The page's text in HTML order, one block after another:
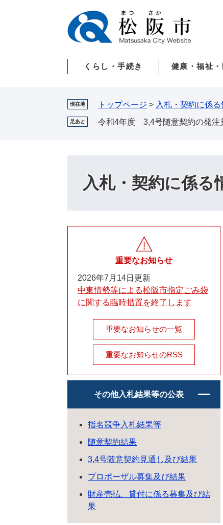
くらし・手続き 健康・福祉・
現在地 トップページ > 入札・契約に係る
足あと 令和4年度 3,4号随意契約の発注
入札・契約に係る
重要なお知らせ
2026年7月14日更新
中東情勢等による松阪市指定ごみ袋
に関する臨時措置を終了します
重要なお知らせの一覧
重要なお知らせのRSS
その他入札結果等の公表
指名競争入札結果等
随意契約結果
3,4号随意契約見通し及び結果
プロポーザル募集及び結果
財産売払、貸付に係る募集及び結
果